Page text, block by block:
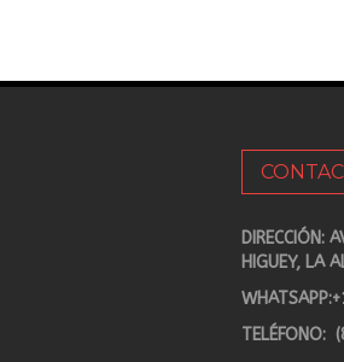
DIRECCIÓN:
HIGUEY, LA
WHATSAPP:
TELÉFONO: